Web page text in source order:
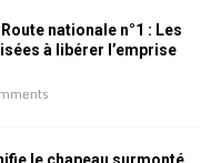
nationale n°1 : Les
à libérer l’emprise